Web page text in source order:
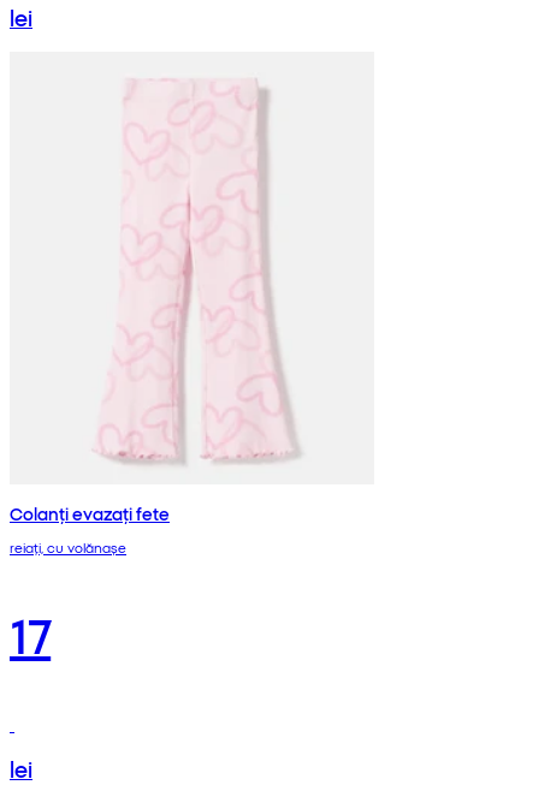
lei
Colanți evazați fete
reiați, cu volănașe
17
lei